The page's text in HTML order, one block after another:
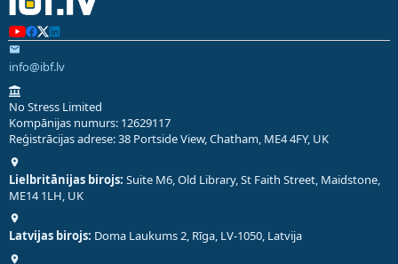
info@ibf.lv
No Stress Limited
Kompānijas numurs: 12629117
Reģistrācijas adrese: 38 Portside View, Chatham, ME4 4FY, UK
Lielbritānijas birojs: Suite M6, Old Library, St Faith Street, Maidstone,
ME14 1LH, UK
Latvijas birojs: Doma Laukums 2, Rīga, LV-1050, Latvija